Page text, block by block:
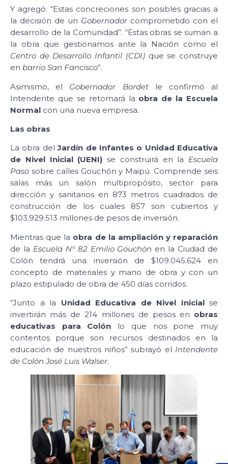
Y agregó: “Estas concreciones son posibles gracias a
la decisión de un Gobernadorcomprometido con el
desarrollo de la Comunidad”. “Estas obras se suman a
la obra que gestionamos ante la Nación como el
Centro de Desarrollo Infantil (CDI)que se construye
en barrio San Fancisco”.
Asimismo, el Gobernador Bordetle confirmó al
Intendente que se retomará la obra de la Escuela
Normal con una nueva empresa.
Las obras
La obra delJardín de Infantes o Unidad Educativa
de Nivel Inicial (UENI) se construirá en la Escuela
Paso sobre calles Gouchón y Maipú. Comprende seis
salas más un salón multipropósito, sector para
dirección y sanitarios en 873 metros cuadrados de
construcción de los cuales 857 son cubiertos y
$103.929.513 millones de pesos de inversión.
Mientras que la obra de la ampliación y reparación
de la Escuela N° 82 Emilio Gouchón en la Ciudad de
Colón tendrá una inversión de $109.045.624 en
concepto de materiales y mano de obra y con un
plazo estipulado de obra de 450 días corridos.
“Junto a la Unidad Educativa de Nivel Inicialse
invertirán más de 214 millones de pesos en obras
educativas para Colón lo que nos pone muy
contentos porque son recursos destinados en la
educación de nuestros niños” subrayó el Intendente
de Colón José Luis Walser.